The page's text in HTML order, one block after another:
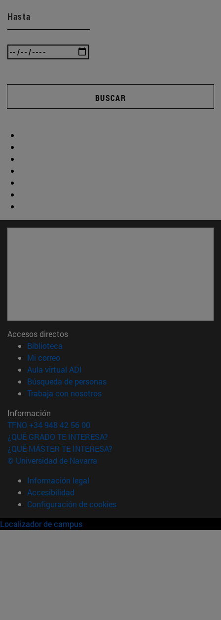
Hasta
BUSCAR
Accesos directos
Biblioteca
Mi correo(abre en nueva ventana)
Aula virtual ADI
Búsqueda de personas(abre en nueva ventana)
Trabaja con nosotros(abre en nueva ventana)
Información
TFNO +34 948 42 56 00
¿QUÉ GRADO TE INTERESA?
¿QUÉ MÁSTER TE INTERESA?
© Universidad de Navarra
Información legal
Accesibilidad
Configuración de cookies
Localizador de campus